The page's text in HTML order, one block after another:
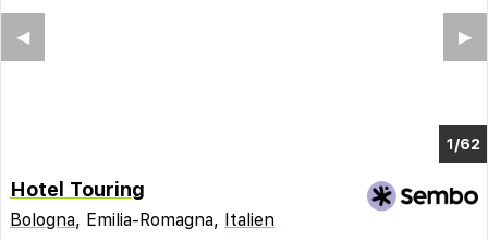
1/58
▶︎
◀︎
Hotel Touring
Bologna, Emilia-Romagna, Italien